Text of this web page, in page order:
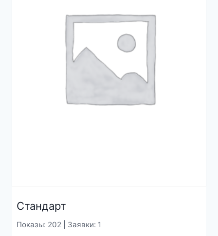
Стандарт
Показы: 202 | Заявки: 1